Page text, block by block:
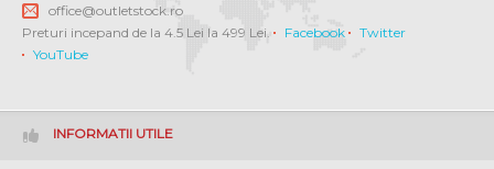
office@outletstock.ro
Preturi incepand de la 4.5 Lei la 499 Lei.
Facebook
Twitter
YouTube
INFORMATII UTILE